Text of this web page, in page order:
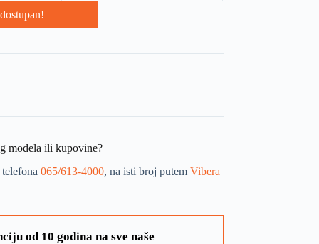
modela ili kupovine?
065/613-4000, na isti broj putem Vibera
od 10 godina na sve naše